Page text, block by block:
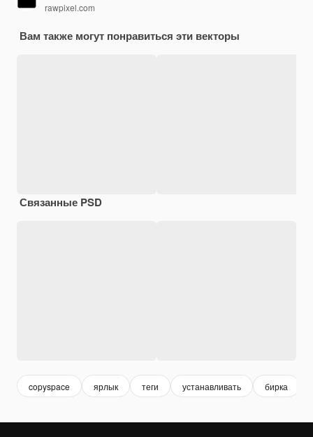
rawpixel.com
Вам также могут понравиться эти векторы
Связанные PSD
copyspace ярлык теги устанавливать бирка